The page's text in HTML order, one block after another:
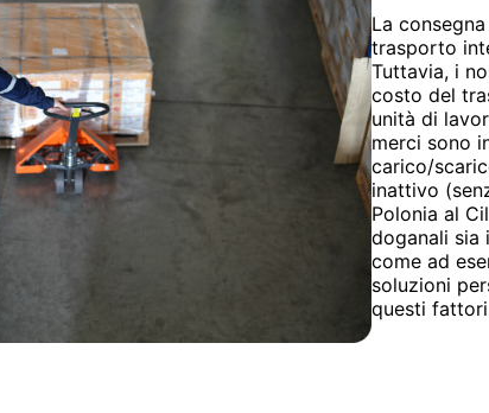
La
trasporto
Tuttavia, i
costo del
unità di
merci sono
carico/
inattivo
Polonia al
doganali sia
come ad
soluzioni
questi